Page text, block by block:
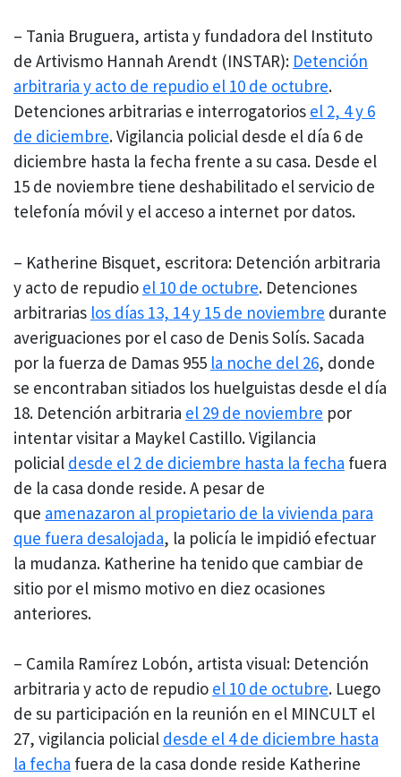
– Tania Bruguera, artista y fundadora del Instituto
de Artivismo Hannah Arendt (INSTAR): Detención
arbitraria y acto de repudio el 10 de octubre.
Detenciones arbitrarias e interrogatorios el 2, 4 y 6
de diciembre. Vigilancia policial desde el día 6 de
diciembre hasta la fecha frente a su casa. Desde el
15 de noviembre tiene deshabilitado el servicio de
telefonía móvil y el acceso a internet por datos.
– Katherine Bisquet, escritora: Detención arbitraria
y acto de repudio el 10 de octubre. Detenciones
arbitrarias los días 13, 14 y 15 de noviembre durante
averiguaciones por el caso de Denis Solís. Sacada
por la fuerza de Damas 955 la noche del 26, donde
se encontraban sitiados los huelguistas desde el día
18. Detención arbitraria el 29 de noviembre por
intentar visitar a Maykel Castillo. Vigilancia
policial desde el 2 de diciembre hasta la fecha fuera
de la casa donde reside. A pesar de
que amenazaron al propietario de la vivienda para
que fuera desalojada, la policía le impidió efectuar
la mudanza. Katherine ha tenido que cambiar de
sitio por el mismo motivo en diez ocasiones
anteriores.
– Camila Ramírez Lobón, artista visual: Detención
arbitraria y acto de repudio el 10 de octubre. Luego
de su participación en la reunión en el MINCULT el
27, vigilancia policial desde el 4 de diciembre hasta
la fecha fuera de la casa donde reside Katherine